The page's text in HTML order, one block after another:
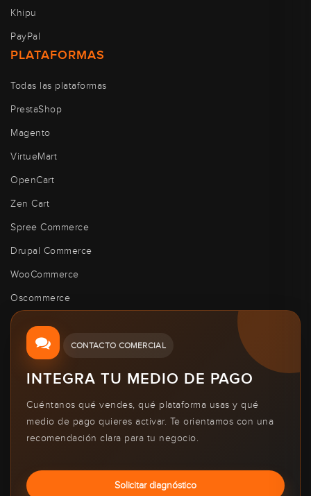
Khipu
PayPal
PLATAFORMAS
Todas las plataformas
PrestaShop
Magento
VirtueMart
OpenCart
Zen Cart
Spree Commerce
Drupal Commerce
WooCommerce
Oscommerce
CONTACTO COMERCIAL
INTEGRA TU MEDIO DE PAGO
Cuéntanos qué vendes, qué plataforma usas y qué
medio de pago quieres activar. Te orientamos con una
recomendación clara para tu negocio.
Solicitar diagnóstico